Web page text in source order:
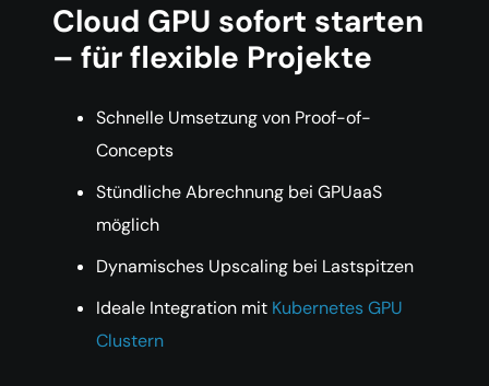
Cloud GPU sofort starten
– für flexible Projekte
Schnelle Umsetzung von Proof-of-
Concepts
Stündliche Abrechnung bei GPUaaS
möglich
Dynamisches Upscaling bei Lastspitzen
Ideale Integration mit Kubernetes GPU
Clustern